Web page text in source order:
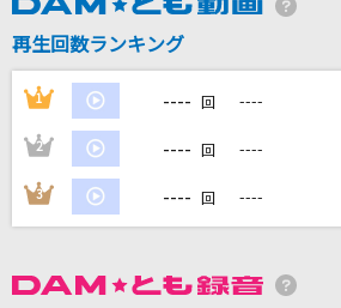
Flower
プロポーズ
なとり
Always Remember Us This
イズ・リメンバー・アス・ディ
を忘れない]
再生回数ランキング
1 ---- 回 ----
2 ---- 回 ----
3 ---- 回 ----